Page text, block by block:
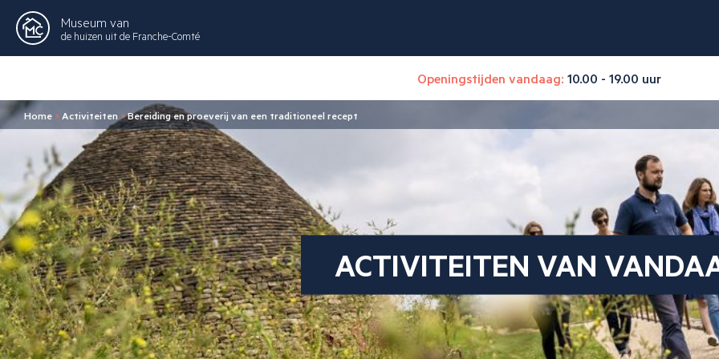
Museum van
de huizen uit de Franche-Comté
Openingstijden vandaag: 10.00 - 19.00 uur
Home > Activiteiten >Bereiding en proeverij van een traditioneel recept
ACTIVITEITEN VAN